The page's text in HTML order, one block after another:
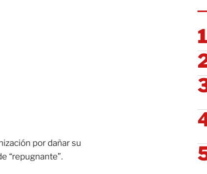
por dañar su
“repugnante”.